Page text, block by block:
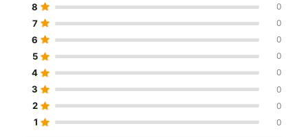
8 0
7 0
6 0
5 0
4 0
3 0
2 0
1 0